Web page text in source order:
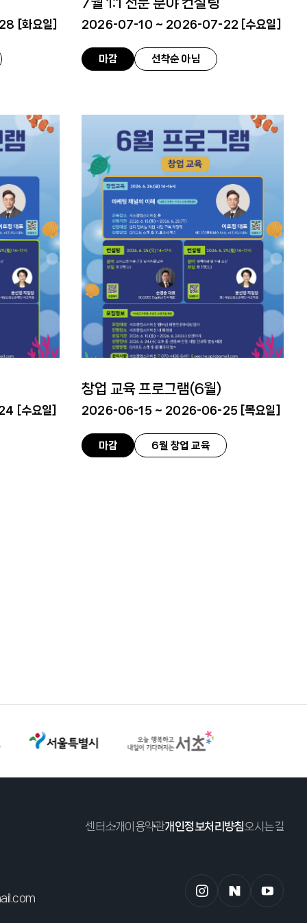
[화요일] 2026-07-10 ~ 2026-07-22 [수요일]
마감 선착순 아님
[ 수요일
창업 교육 프로그램(6월)
2026-06-15 ~ 2026-06-25 [ 목요일
마감 6월 창업 교육
센터소개이용약관개인정보처리방침오시는길